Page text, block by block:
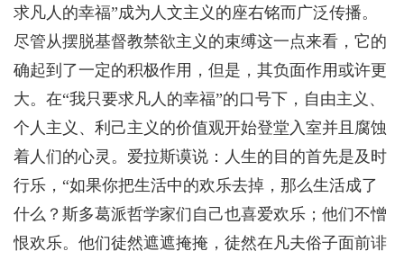
求凡人的幸福”成为人文主义的座右铭而广泛传播。
尽管从摆脱基督教禁欲主义的束缚这一点来看，它的
确起到了一定的积极作用，但是，其负面作用或许更
大。在“我只要求凡人的幸福”的口号下，自由主义、
个人主义、利己主义的价值观开始登堂入室并且腐蚀
着人们的心灵。爱拉斯谟说：人生的目的首先是及时
行乐，“如果你把生活中的欢乐去掉，那么生活成了
什么？斯多葛派哲学家们自己也喜爱欢乐；他们不憎
恨欢乐。他们徒然遮遮掩掩，徒然在凡夫俗子面前诽